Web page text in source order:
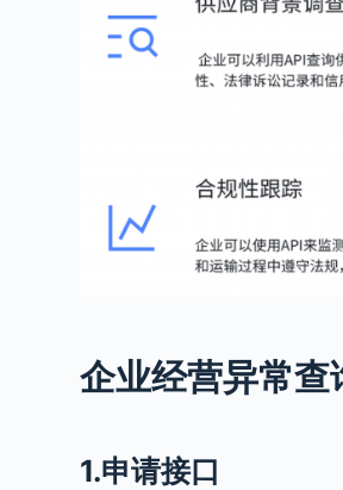
企业经营异常查
1.申请接口